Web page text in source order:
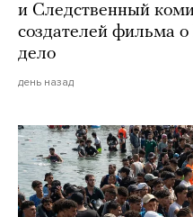
и Следственный
создателей фильма
дело
день назад